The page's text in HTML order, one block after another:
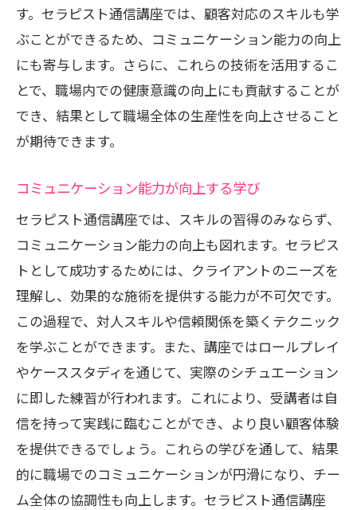
す。セラピスト通信講座では、顧客対応のスキルも学
ぶことができるため、コミュニケーション能力の向上
にも寄与します。さらに、これらの技術を活用するこ
とで、職場内での健康意識の向上にも貢献することが
でき、結果として職場全体の生産性を向上させること
が期待できます。
コミュニケーション能力が向上する学び
セラピスト通信講座では、スキルの習得のみならず、
コミュニケーション能力の向上も図れます。セラピス
トとして成功するためには、クライアントのニーズを
理解し、効果的な施術を提供する能力が不可欠です。
この過程で、対人スキルや信頼関係を築くテクニック
を学ぶことができます。また、講座ではロールプレイ
やケーススタディを通じて、実際のシチュエーション
に即した練習が行われます。これにより、受講者は自
信を持って実践に臨むことができ、より良い顧客体験
を提供できるでしょう。これらの学びを通して、結果
的に職場でのコミュニケーションが円滑になり、チー
ム全体の協調性も向上します。セラピスト通信講座